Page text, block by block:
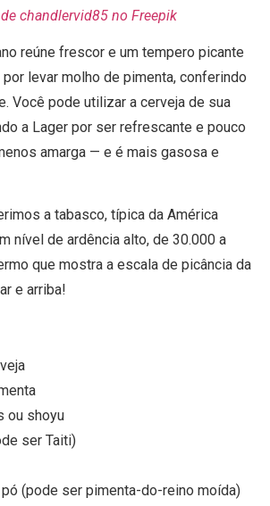
chandlervid85 no Freepik
reúne frescor e um tempero picante
levar molho de pimenta, conferindo
Você pode utilizar a cerveja de sua
a Lager por ser refrescante e pouco
amarga — e é mais gasosa e
a tabasco, típica da América
nível de ardência alto, de 30.000 a
que mostra a escala de picância da
e arriba!
ou shoyu
ser Taiti)
(pode ser pimenta-do-reino moída)